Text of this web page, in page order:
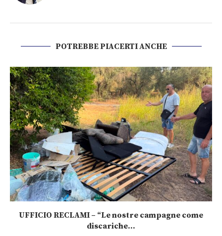
POTREBBE PIACERTI ANCHE
UFFICIO RECLAMI – “Le nostre campagne come
discariche...